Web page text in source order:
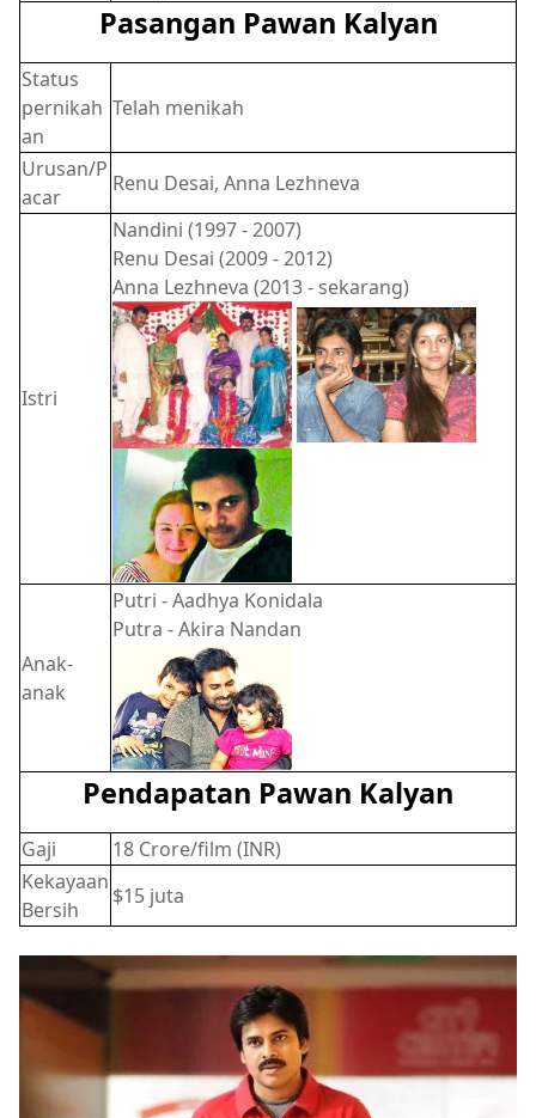
Pasangan Pawan Kalyan
Status
pernikah
an
Telah menikah
Urusan/P
acar
Renu Desai, Anna Lezhneva
Istri
Nandini (1997 - 2007)
Renu Desai (2009 - 2012)
Anna Lezhneva (2013 - sekarang)
Anak-
anak
Putri - Aadhya Konidala
Putra - Akira Nandan
Pendapatan Pawan Kalyan
Gaji
18 Crore/film (INR)
Kekayaan
Bersih
$15 juta